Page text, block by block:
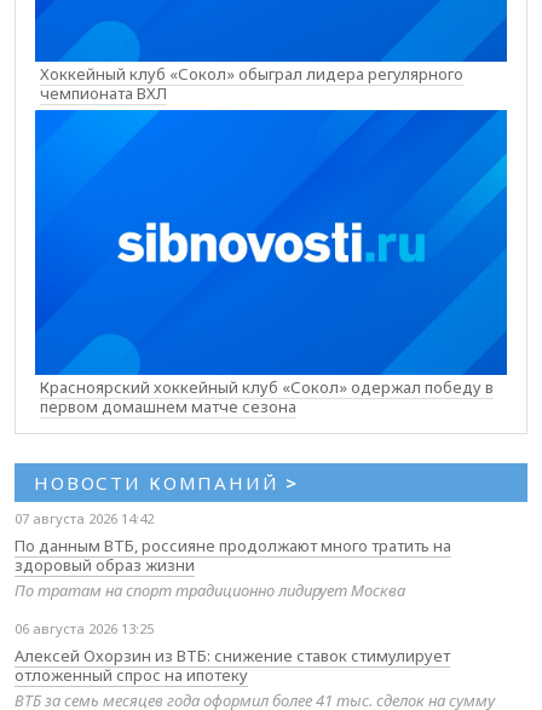
Хоккейный клуб «Сокол» обыграл лидера регулярного
чемпионата ВХЛ
Красноярский хоккейный клуб «Сокол» одержал победу в
первом домашнем матче сезона
НОВОСТИ КОМПАНИЙ >
07 августа 2026 14:42
По данным ВТБ, россияне продолжают много тратить на
здоровый образ жизни
По тратам на спорт традиционно лидирует Москва
06 августа 2026 13:25
Алексей Охорзин из ВТБ: снижение ставок стимулирует
отложенный спрос на ипотеку
ВТБ за семь месяцев года оформил более 41 тыс. сделок на сумму